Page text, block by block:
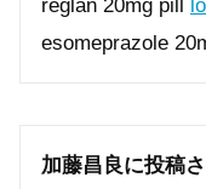
reglan 20mg pill
esomeprazole
加藤昌良に投稿